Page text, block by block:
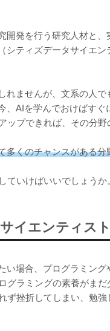
開発を行う研究人材と
シティズデータサイエ
れませんが、文系の人
、AIを学んでおけばす
ップできれば、その分野
多くのチャンスがある分
ていけばいいでしょうか。
イエンティス
い場合、プログラミン
グラミングの素養がま
ず挫折してしまい、勉